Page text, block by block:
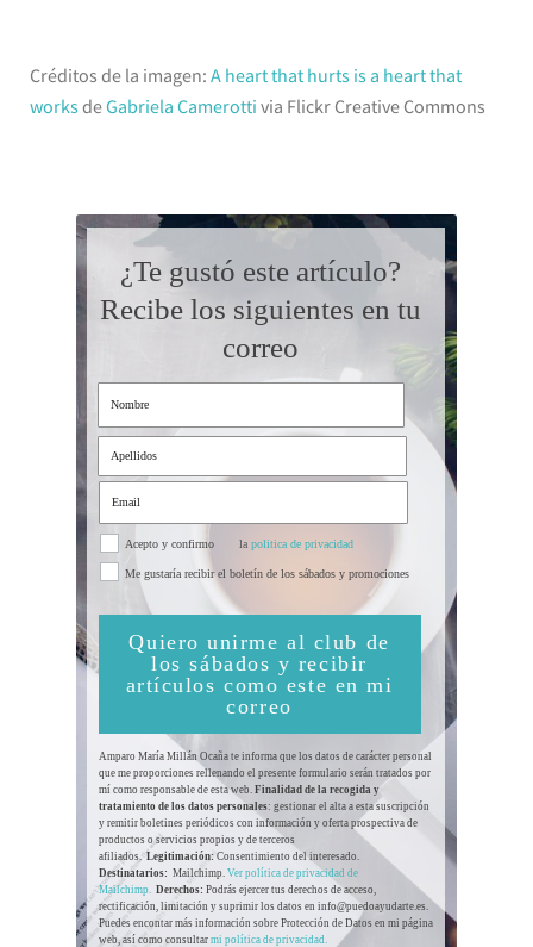
Créditos de la imagen: A heart that hurts is a heart that
works deGabriela Camerotti via Flickr Creative Commons
la politica de privacidad
Amparo María Millán Ocaña te informa que los datos de carácter personal
que me proporciones rellenando el presente formulario serán tratados por
mí como responsable de esta web. Finalidad de la recogida y
tratamiento de los datos personales: gestionar el alta a esta suscripción
y remitir boletines periódicos con información y oferta prospectiva de
productos o servicios propios y de terceros
afiliados.Legitimación:Consentimiento del interesado.
Destinatarios: Mailchimp. Ver política de privacidad de
Mailchimp. Derechos: Podrás ejercer tus derechos de acceso,
rectificación, limitación y suprimir los datos en info@puedoayudarte.es.
Puedes encontar más información sobre Protección de Datos en mi página
web, así como consultar mi política de privacidad.
¿Te gustó este artículo?
Recibe los siguientes en tu
correo
Acepto y confirmo
Me gustaría recibir el boletín de los sábados y promociones
Quiero unirme al club de
los sábados y recibir
artículos como este en mi
correo